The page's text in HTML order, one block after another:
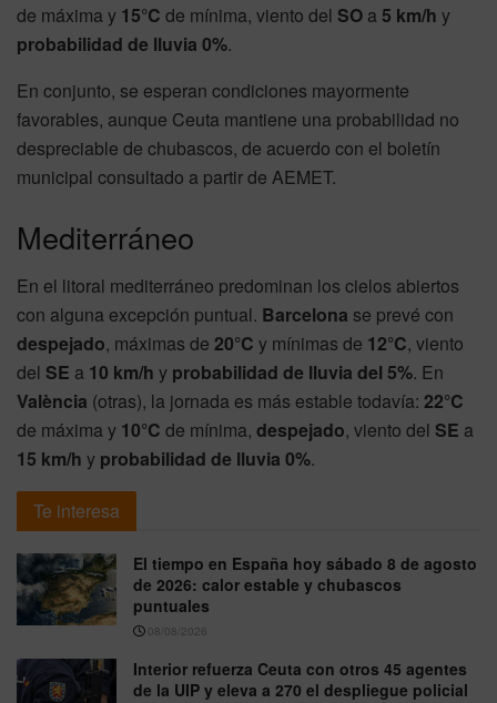
de máxima y 15°C de mínima, viento del SO a5 km/h y
probabilidad de lluvia 0%.
En conjunto, se esperan condiciones mayormente
favorables, aunque Ceuta mantiene una probabilidad no
despreciable de chubascos, de acuerdo con el boletín
municipal consultado a partir de AEMET.
Mediterráneo
En el litoral mediterráneo predominan los cielos abiertos
con alguna excepción puntual. Barcelona se prevé con
despejado, máximas de 20°C y mínimas de 12°C, viento
del SE a 10 km/h y probabilidad de lluvia del 5%. En
València (otras), la jornada es más estable todavía: 22°C
de máxima y 10°C de mínima, despejado, viento del SE a
15 km/h y probabilidad de lluvia 0%.
Te interesa
El tiempo en España hoy sábado 8 de agosto
de 2026: calor estable y chubascos
puntuales
08/08/2026
Interior refuerza Ceuta con otros 45 agentes
de la UIP y eleva a 270 el despliegue policial